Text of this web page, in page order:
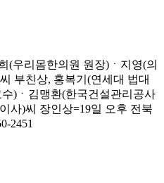
(우리몸한의원 원장)ㆍ지영(의
부친상, 홍복기(연세대 법대
)ㆍ김맹환(한국건설관리공사
사)씨 장인상=19일 오후 전북
2451